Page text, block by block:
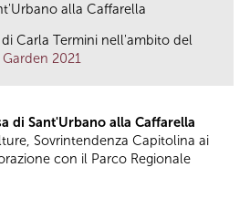
alla Caffarella
Carla Termini nell'ambito del
2021
di Sant'Urbano alla Caffarella
Sovrintendenza Capitolina ai
con il Parco Regionale